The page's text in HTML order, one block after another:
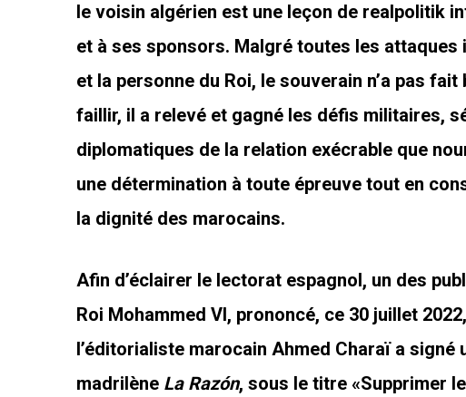
le voisin algérien est une leçon de realpolitik
et à ses sponsors. Malgré toutes les
et la personne du Roi, le souverain n’a pas
faillir, il a relevé et gagné les défis militaires,
diplomatiques de la relation exécrable que
une détermination à toute épreuve tout en
la dignité des marocains.
Afin d’éclairer le lectorat espagnol, un des
Roi Mohammed VI, prononcé, ce 30 juillet
l’éditorialiste marocain Ahmed Charaï a signé
madrilène La Razón, sous le titre «Supprimer